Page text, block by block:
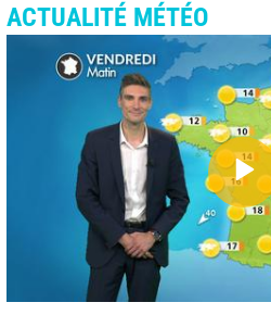
ACTUALITÉ MÉTÉO